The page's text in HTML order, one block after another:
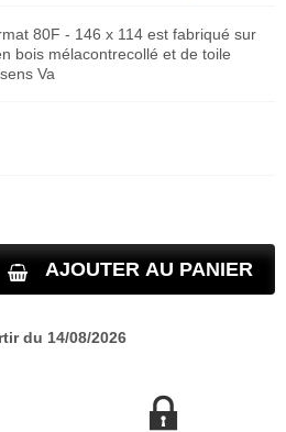
80F - 146 x 114 est fabriqué sur
bois mélacontrecollé et de toile
Va
AJOUTER AU PANIER
du 14/08/2026